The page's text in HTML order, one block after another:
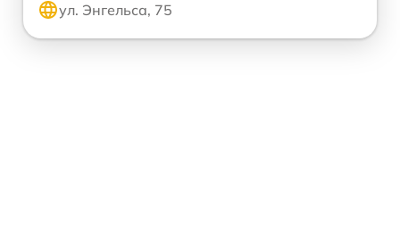
ул. Энгельса, 75